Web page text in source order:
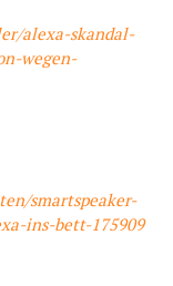
alexa-skandal-
wegen-
smartspeaker-
ins-bett-175909